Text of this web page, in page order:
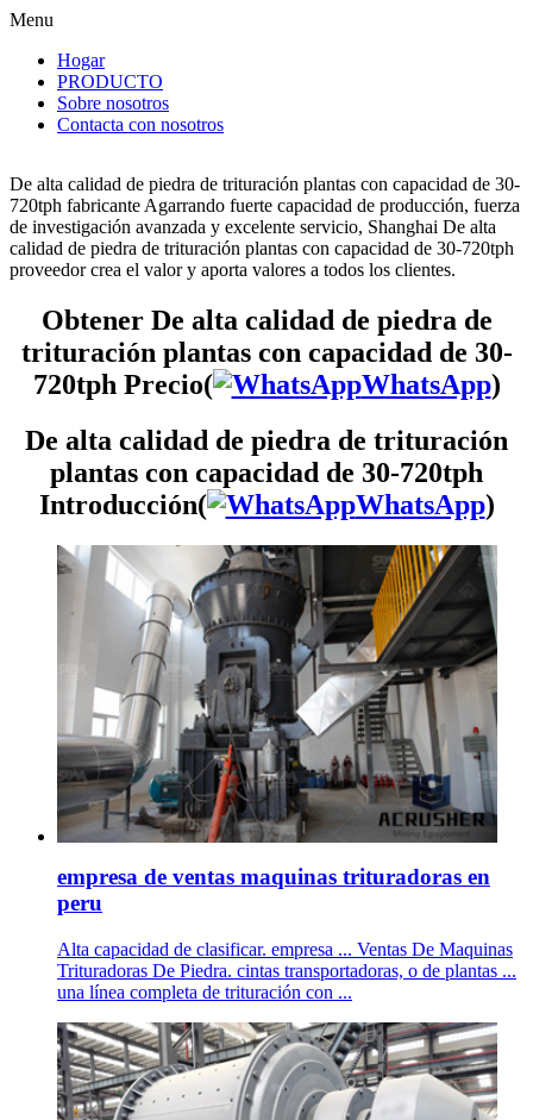
Menu
Hogar
PRODUCTO
Sobre nosotros
Contacta con nosotros
De alta calidad de piedra de trituración plantas con capacidad de 30-
720tph fabricante Agarrando fuerte capacidad de producción, fuerza
de investigación avanzada y excelente servicio, Shanghai De alta
calidad de piedra de trituración plantas con capacidad de 30-720tph
proveedor crea el valor y aporta valores a todos los clientes.
Obtener De alta calidad de piedra de
trituración plantas con capacidad de 30-
720tph Precio(
WhatsApp)
De alta calidad de piedra de trituración
plantas con capacidad de 30-720tph
Introducción(
WhatsApp)
empresa de ventas maquinas trituradoras en
peru
Alta capacidad de clasificar. empresa ... Ventas De Maquinas
Trituradoras De Piedra. cintas transportadoras, o de plantas ...
una línea completa de trituración con ...